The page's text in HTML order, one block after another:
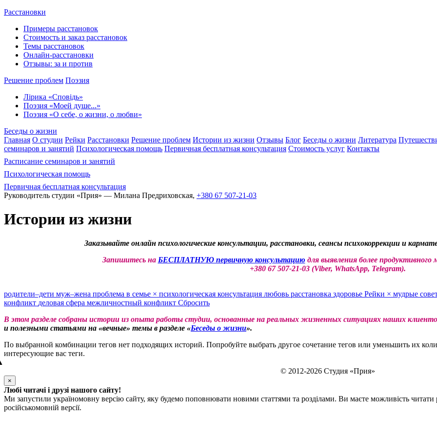
Расстановки
Примеры расстановок
Стоимость и заказ расстановок
Темы расстановок
Онлайн-расстановки
Отзывы: за и против
Решение проблем Поэзия
Лірика «Сповідь»
Поэзия «Моей душе...»
Поэзия «О себе, о жизни, о любви»
Беседы о жизни
Главная О студии Рейки Расстановки Решение проблем Истории из жизни Отзывы Блог Беседы о жизни Литература
семинаров и занятий Психологическая помощь Первичная бесплатная консультация Стоимость услуг Контакты
Расписание семинаров и занятий
Психологическая помощь
Первичная бесплатная консультация
Руководитель студии «Прия» — Милана Предриховская, +380 67 507-21-03
Истории из жизни
Заказывайте онлайн психологические консультации, расстановки, сеансы психокоррекции и
Запишитесь на БЕСПЛАТНУЮ первичную консультацию для выявления более
+380 67 507-21-03 (Viber, WhatsApp, Telegram).
родители–дети муж–жена проблема в семье × психологическая консультация любовь расстановка здоровье Рейки × мудрые
конфликт деловая сфера межличностный конфликт Сбросить
В этом разделе собраны истории из опыта работы студии, основанные на реальных жизненных ситуациях наших
и полезными статьями на «вечные» темы в разделе «Беседы о жизни».
По выбранной комбинации тегов нет подходящих историй. Попробуйте выбрать другое сочетание тегов или уменьшить их
интересующие вас теги.
© 2012-2026 Студия «Прия»
×
Любі читачі і друзі нашого сайту!
Ми запустили україномовну версію сайту, яку будемо поповнювати новими статтями та розділами. Ви маєте можливість читати
російськомовній версії.